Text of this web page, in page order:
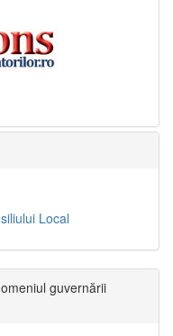
Local
guvernării